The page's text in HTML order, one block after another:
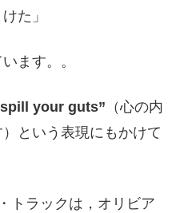
た」
ます。。
your guts” （心の内
という表現にもかけて
トラックは，オリビア